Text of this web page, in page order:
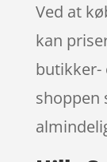
Ved at
kan
butikker-
shoppen